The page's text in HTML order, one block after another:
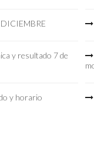
y resultado 7 de
y horario